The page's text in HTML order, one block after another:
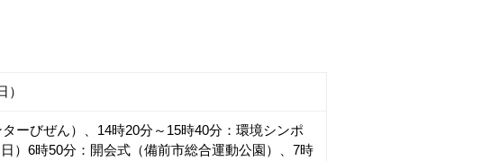
）
ーびぜん）、14時20分～15時40分：環境シンポ
）6時50分：開会式（備前市総合運動公園）、7時